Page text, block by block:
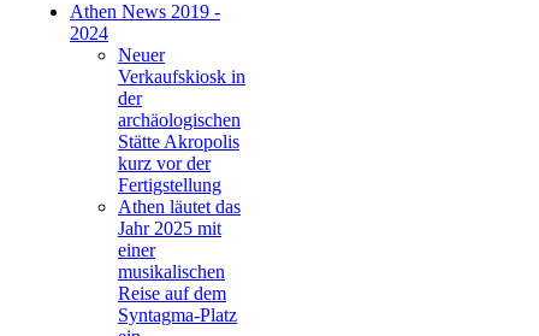
Athen News 2019 -
2024
Neuer
Verkaufskiosk in
der
archäologischen
Stätte Akropolis
kurz vor der
Fertigstellung
Athen läutet das
Jahr 2025 mit
einer
musikalischen
Reise auf dem
Syntagma-Platz